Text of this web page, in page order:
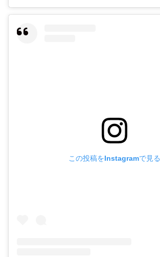
この投稿をInstagramで見る